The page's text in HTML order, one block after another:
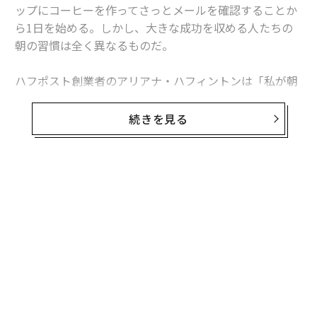
ップにコーヒーを作ってさっとメールを確認することか
ら1日を始める。しかし、大きな成功を収める人たちの
朝の習慣は全く異なるものだ。
ハフポスト創業者のアリアナ・ハフィントンは「私が朝
の儀式にしていることの重要な点は、私がしていないこ
とにある。私は朝起きて、1日の始まりにスマートフォ
ンを見ない。その代わり、起床後1分間は深呼吸をし、
続きを見る